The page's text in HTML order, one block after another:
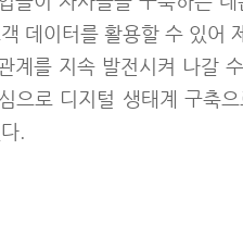
데이터를 활용할 수 있어
계를 지속 발전시켜 나갈
으로 디지털 생태계 구축
.